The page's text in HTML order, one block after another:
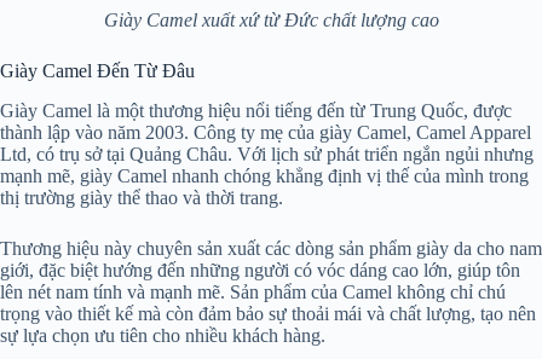
Giày Camel xuất xứ từ Đức chất lượng cao
Giày Camel Đến Từ Đâu
Giày Camel là một thương hiệu nổi tiếng đến từ Trung Quốc, được
thành lập vào năm 2003. Công ty mẹ của giày Camel, Camel Apparel
Ltd, có trụ sở tại Quảng Châu. Với lịch sử phát triển ngắn ngủi nhưng
mạnh mẽ, giày Camel nhanh chóng khẳng định vị thế của mình trong
thị trường giày thể thao và thời trang.
Thương hiệu này chuyên sản xuất các dòng sản phẩm giày da cho nam
giới, đặc biệt hướng đến những người có vóc dáng cao lớn, giúp tôn
lên nét nam tính và mạnh mẽ. Sản phẩm của Camel không chỉ chú
trọng vào thiết kế mà còn đảm bảo sự thoải mái và chất lượng, tạo nên
sự lựa chọn ưu tiên cho nhiều khách hàng.